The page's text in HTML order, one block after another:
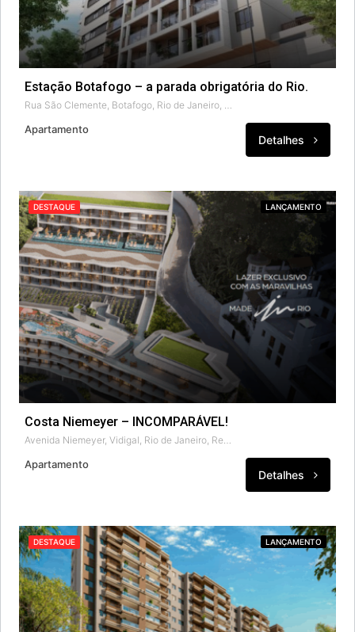
Estação Botafogo – a parada obrigatória do Rio.
Apartamento
Detalhes
DESTAQUE LANÇAMENTO
Costa Niemeyer – INCOMPARÁVEL!
Apartamento
Detalhes
DESTAQUE LANÇAMENTO